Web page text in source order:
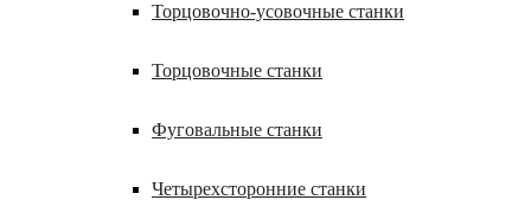
Торцовочно-усовочные станки
Торцовочные станки
Фуговальные станки
Четырехсторонние станки